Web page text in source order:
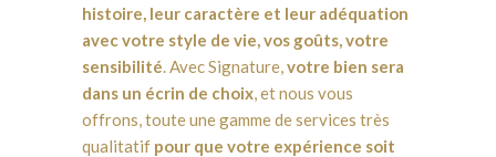
histoire, leur caractère et leur adéquation
avec votre style de vie, vos goûts, votre
sensibilité. Avec Signature,votre bien sera
dans un écrin de choix, et nous vous
offrons, toute une gamme de services très
qualitatif pour que votre expérience soit